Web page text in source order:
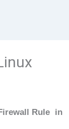
Rule in